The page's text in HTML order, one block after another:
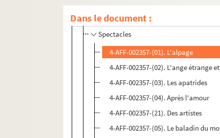
Dans le document :
Théâtre de la Main d'Or
Spectacles
4-AFF-002357-(01). L'alpage
4-AFF-002357-(02). L'ange étrange
4-AFF-002357-(03). Les apatrides
4-AFF-002357-(04). Après l'amour
4-AFF-002357-(21). Des artistes
4-AFF-002357-(05). Le baladin du